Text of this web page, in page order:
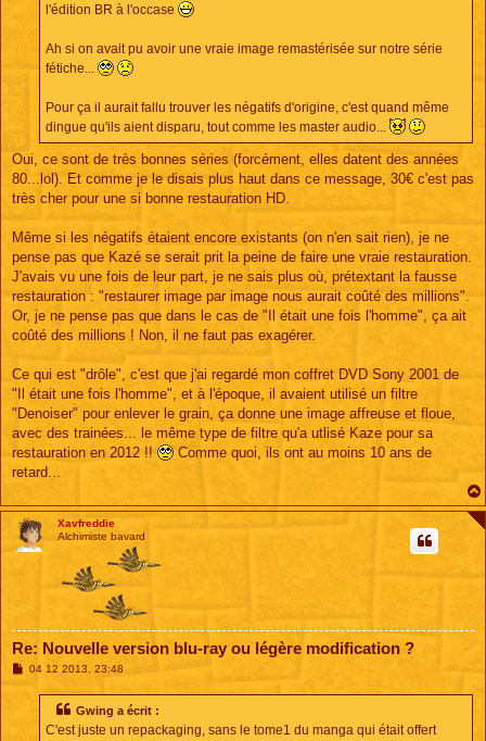
l'édition BR à l'occase
Ah si on avait pu avoir une vraie image remastérisée sur notre série
fétiche...
Pour ça il aurait fallu trouver les négatifs d'origine, c'est quand même
dingue qu'ils aient disparu, tout comme les master audio...
Oui, ce sont de très bonnes séries (forcément, elles datent des années
80...lol). Et comme je le disais plus haut dans ce message, 30€ c'est pas
très cher pour une si bonne restauration HD.
Même si les négatifs étaient encore existants (on n'en sait rien), je ne
pense pas que Kazé se serait prit la peine de faire une vraie restauration.
J'avais vu une fois de leur part, je ne sais plus où, prétextant la fausse
restauration : "restaurer image par image nous aurait coûté des millions".
Or, je ne pense pas que dans le cas de "Il était une fois l'homme", ça ait
coûté des millions ! Non, il ne faut pas exagérer.
Ce qui est "drôle", c'est que j'ai regardé mon coffret DVD Sony 2001 de
"Il était une fois l'homme", et à l'époque, il avaient utilisé un filtre
"Denoiser" pour enlever le grain, ça donne une image affreuse et floue,
avec des trainées... le même type de filtre qu'a utlisé Kaze pour sa
restauration en 2012 !!
Comme quoi, ils ont au moins 10 ans de
retard...
Xavfreddie
Alchimiste bavard
Re: Nouvelle version blu-ray ou légère modification ?
M04 12 2013, 23:48
Gwing a écrit :
C'est juste un repackaging, sans le tome1 du manga qui était offert